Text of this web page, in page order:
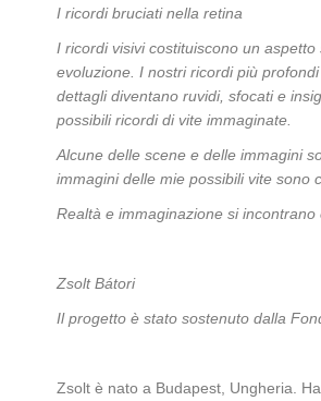
I ricordi bruciati nella retina
I ricordi visivi costituiscono un
evoluzione. I nostri ricordi più
dettagli diventano ruvidi, sfocati e
possibili ricordi di vite immaginate.
Alcune delle scene e delle immagini
immagini delle mie possibili vite sono
Realtà e immaginazione si
Zsolt Bátori
Il progetto è stato sostenuto dalla
Zsolt è nato a Budapest, Ungheria.